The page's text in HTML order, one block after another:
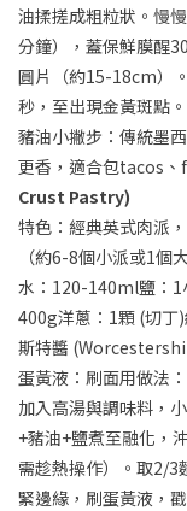
油揉搓成粗粒狀。慢
分鐘），蓋保鮮膜醒
圓片（約15-18cm）
秒，至出現金黃斑點
豬油小撇步：傳統墨
更香，適合包tacos、
Crust Pastry)
特色：經典英式肉派
（約6-8個小派或1
水：120-140ml鹽：1
400g洋蔥：1顆 (切丁
斯特醬
蛋黃液：刷面用做法
加入高湯與調味料，
+豬油+鹽煮至融化，
需趁熱操作）。取2/3
緊邊緣，刷蛋黃液，